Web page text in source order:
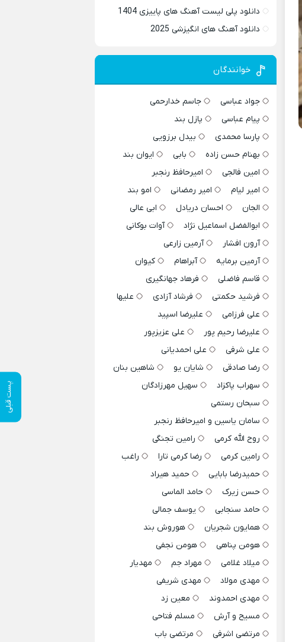
پست قبلی
دانلود پلی لیست آهنگ های پاییزی 1404
دانلود آهنگ های انگیزشی 2025
خوانندگان
جواد عباسی
جاسم خدارحمی
پیام عباسی
پازل بند
پارسا محمدی
بیدل برزویی
بهنام حسن زاده
بابی
ایوان بند
امین فالجی
امیرحافظ رنجبر
امیر لیام
امیر رمضانی
امو بند
الجان
احسان دریادل
ابی عالی
ابوالفضل اسماعیل نژاد
آوات بوکانی
آرون افشار
آرمین زارعی
آرمین برمایه
آبراهام
کیوان
قاسم فاضلی
فرهاد جهانگیری
فرشید حکمتی
فرشاد آزادی
علیها
علی فرزامی
علیرضا اسپید
علیرضا رحیم پور
علی عزیزپور
علی شرفی
علی احمدیانی
رضا صادقی
شایان یو
شاهین بنان
سهراب پاکزاد
سهیل مهرزادگان
سبحان رستمی
سامان یاسین و امیرحافظ رنجبر
روح الله کرمی
رامین تجنگی
رامین کرمی
رضا کرمی تارا
راغب
حمیدرضا بابایی
حمید هیراد
حسن زیرک
حامد الماسی
حامد سنجابی
یوسف جمالی
همایون شجریان
هوروش بند
هومن پناهی
هومن نجفی
میلاد غلامی
مهراد جم
مهدیار
مهدی مولاد
مهدی شریفی
مهدی احمدوند
معین زد
مسیح و آرش
مسلم فتاحی
مرتضی اشرفی
مرتضی باب